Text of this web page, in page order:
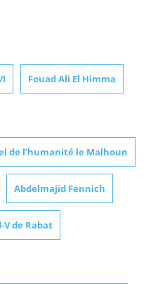
Fouad Ali El Himma
de l’humanité le Malhoun
Abdelmajid Fennich
de Rabat